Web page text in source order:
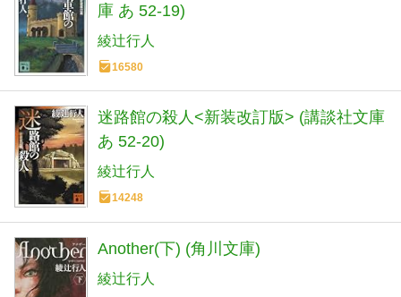
庫 あ 52-19)
綾辻行人
16580
迷路館の殺人<新装改訂版> (講談社文庫
あ 52-20)
綾辻行人
14248
Another(下) (角川文庫)
綾辻行人